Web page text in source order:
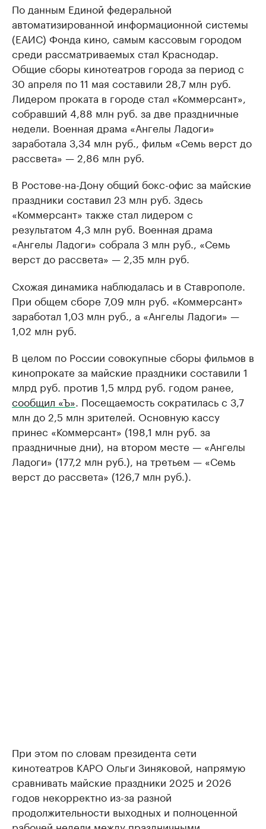
По данным Единой федеральной
автоматизированной информационной системы
(ЕАИС) Фонда кино, самым кассовым городом
среди рассматриваемых стал Краснодар.
Общие сборы кинотеатров города за период с
30 апреля по 11 мая составили 28,7 млн руб.
Лидером проката в городе стал «Коммерсант»,
собравший 4,88 млн руб. за две праздничные
недели. Военная драма «Ангелы Ладоги»
заработала 3,34 млн руб., фильм «Семь верст до
рассвета» — 2,86 млн руб.
В Ростове-на-Дону общий бокс-офис за майские
праздники составил 23 млн руб. Здесь
«Коммерсант» также стал лидером с
результатом 4,3 млн руб. Военная драма
«Ангелы Ладоги» собрала 3 млн руб., «Семь
верст до рассвета» — 2,35 млн руб.
Схожая динамика наблюдалась и в Ставрополе.
При общем сборе 7,09 млн руб. «Коммерсант»
заработал 1,03 млн руб., а «Ангелы Ладоги» —
1,02 млн руб.
В целом по России совокупные сборы фильмов в
кинопрокате за майские праздники составили 1
млрд руб. против 1,5 млрд руб. годом ранее,
сообщил «Ъ» . Посещаемость сократилась с 3,7
млн до 2,5 млн зрителей. Основную кассу
принес «Коммерсант» (198,1 млн руб. за
праздничные дни), на втором месте — «Ангелы
Ладоги» (177,2 млн руб.), на третьем — «Семь
верст до рассвета» (126,7 млн руб.).
При этом по словам президента сети
кинотеатров КАРО Ольги Зиняковой, напрямую
сравнивать майские праздники 2025 и 2026
годов некорректно из-за разной
продолжительности выходных и полноценной